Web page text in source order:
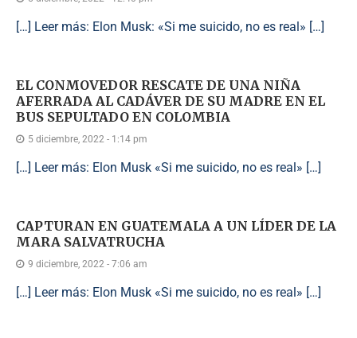
[…] Leer más: Elon Musk: «Si me suicido, no es real» […]
EL CONMOVEDOR RESCATE DE UNA NIÑA
AFERRADA AL CADÁVER DE SU MADRE EN EL
BUS SEPULTADO EN COLOMBIA
5 diciembre, 2022 - 1:14 pm
[…] Leer más: Elon Musk «Si me suicido, no es real» […]
CAPTURAN EN GUATEMALA A UN LÍDER DE LA
MARA SALVATRUCHA
9 diciembre, 2022 - 7:06 am
[…] Leer más: Elon Musk «Si me suicido, no es real» […]